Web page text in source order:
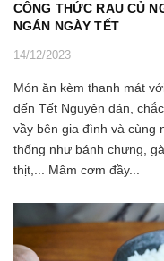
CÔNG THỨC RAU CỦ
NGÁN NGÀY TẾT
14/12/2023
Món ăn kèm thanh mát
đến Tết Nguyên đán,
vầy bên gia đình và cùng
thống như bánh chưng,
thịt,... Mâm cơm đầy...